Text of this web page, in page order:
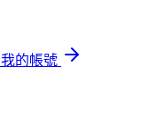
我的帳號